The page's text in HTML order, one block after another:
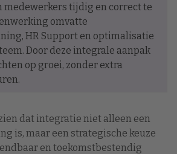
medewerkers tijdig en correct te
omvatte
HR Support en optimalisatie
Door deze integrale aanpak
op groei, zonder extra
dat integratie niet alleen een
is, maar een strategische keuze
en toekomstbestendig